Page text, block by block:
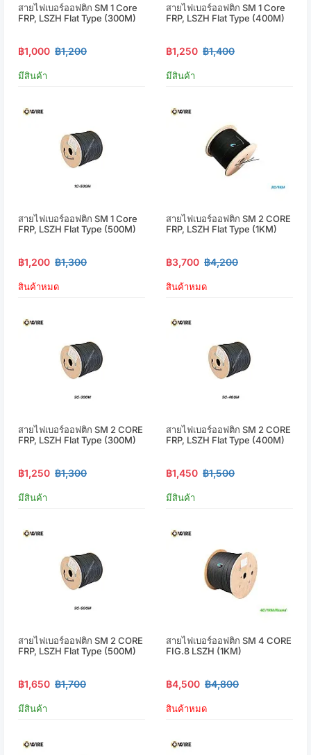
สายไฟเบอร์ออฟติก SM 1 Core
FRP, LSZH Flat Type (300M)
฿1,000 ฿1,200
มีสินค้า
สายไฟเบอร์ออฟติก SM 1 Core
FRP, LSZH Flat Type (400M)
฿1,250 ฿1,400
มีสินค้า
สายไฟเบอร์ออฟติก SM 1 Core
FRP, LSZH Flat Type (500M)
฿1,200 ฿1,300
สินค้าหมด
สายไฟเบอร์ออฟติก SM 2 CORE
FRP, LSZH Flat Type (1KM)
฿3,700 ฿4,200
สินค้าหมด
สายไฟเบอร์ออฟติก SM 2 CORE
FRP, LSZH Flat Type (300M)
฿1,250 ฿1,300
มีสินค้า
สายไฟเบอร์ออฟติก SM 2 CORE
FRP, LSZH Flat Type (400M)
฿1,450 ฿1,500
มีสินค้า
สายไฟเบอร์ออฟติก SM 2 CORE
FRP, LSZH Flat Type (500M)
฿1,650 ฿1,700
มีสินค้า
สายไฟเบอร์ออฟติก SM 4 CORE
FIG.8 LSZH (1KM)
฿4,500 ฿4,800
สินค้าหมด